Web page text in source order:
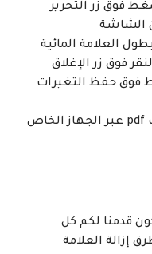
فوق زر التحرير
الشاشة
العلامة المائية
فوق زر الإغلاق
فوق حفظ التغيرات
ثم بعد ذلك نقوم بتحميل ملف pdf عبر الجهاز الخاص
قدمنا لكم كل
إزالة العلامة